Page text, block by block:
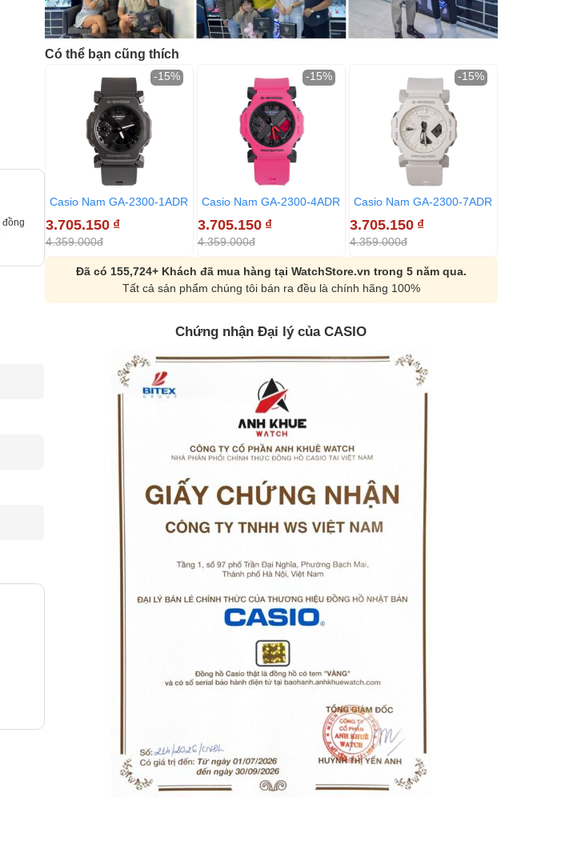
đồng
Có thể bạn cũng thích
Casio Nam GA-2300-1ADR
3.705.150 ₫
4.359.000đ
-15%
Casio Nam GA-2300-4ADR
3.705.150 ₫
4.359.000đ
-15%
Casio Nam GA-2300-7ADR
3.705.150 ₫
4.359.000đ
-15%
Đã có 155,724+ Khách đã mua hàng tại WatchStore.vn trong 5 năm qua.
Tất cả sản phẩm chúng tôi bán ra đều là chính hãng 100%
Chứng nhận Đại lý của CASIO